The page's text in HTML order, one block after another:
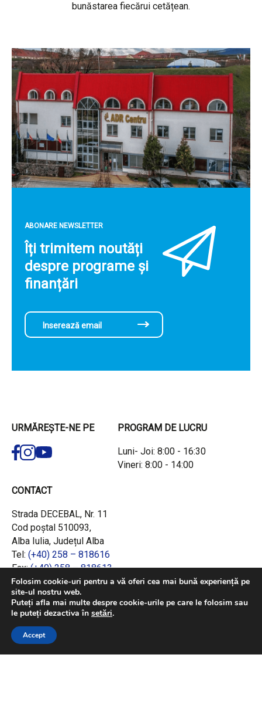
bunăstarea fiecărui cetățean.
ABONARE NEWSLETTER
Îți trimitem noutăți
despre programe și
finanțări
URMĂREȘTE-NE PE PROGRAM DE LUCRU
Luni- Joi: 8:00 - 16:30
Vineri: 8:00 - 14:00
CONTACT
Strada DECEBAL, Nr. 11
Cod poștal 510093,
Alba Iulia, Județul Alba
Tel: (+40) 258 – 818616
Fax:(+40) 258 – 818613
Email:office@adrcentru.ro
LINK-URI RAPIDE
Consiliul European
Jurnalul Oficial al Uniunii Europene
Folosim cookie-uri pentru a vă oferi cea mai bună experiență pe
site-ul nostru web.
Puteți afla mai multe despre cookie-urile pe care le folosim sau
le puteți dezactiva în setări.
Accept